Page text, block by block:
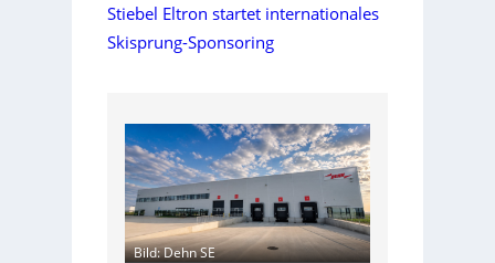
Stiebel Eltron startet internationales
Skisprung-Sponsoring
Bild: Dehn SE